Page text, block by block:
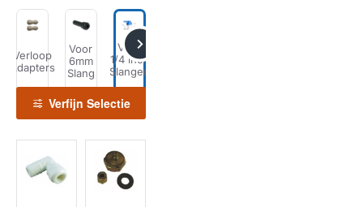
Verloop
Adapters
Voor
6mm
Slang
Voor
1/4 inch
Slangen
Verfijn Selectie